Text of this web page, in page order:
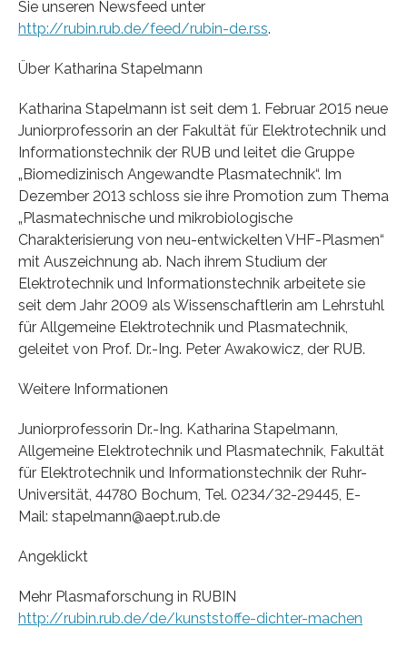
Sie unseren Newsfeed unter
http://rubin.rub.de/feed/rubin-de.rss.
Über Katharina Stapelmann
Katharina Stapelmann ist seit dem 1. Februar 2015 neue
Juniorprofessorin an der Fakultät für Elektrotechnik und
Informationstechnik der RUB und leitet die Gruppe
„Biomedizinisch Angewandte Plasmatechnik“. Im
Dezember 2013 schloss sie ihre Promotion zum Thema
„Plasmatechnische und mikrobiologische
Charakterisierung von neu-entwickelten VHF-Plasmen“
mit Auszeichnung ab. Nach ihrem Studium der
Elektrotechnik und Informationstechnik arbeitete sie
seit dem Jahr 2009 als Wissenschaftlerin am Lehrstuhl
für Allgemeine Elektrotechnik und Plasmatechnik,
geleitet von Prof. Dr.-Ing. Peter Awakowicz, der RUB.
Weitere Informationen
Juniorprofessorin Dr.-Ing. Katharina Stapelmann,
Allgemeine Elektrotechnik und Plasmatechnik, Fakultät
für Elektrotechnik und Informationstechnik der Ruhr-
Universität, 44780 Bochum, Tel. 0234/32-29445, E-
Mail: stapelmann@aept.rub.de
Angeklickt
Mehr Plasmaforschung in RUBIN
http://rubin.rub.de/de/kunststoffe-dichter-machen